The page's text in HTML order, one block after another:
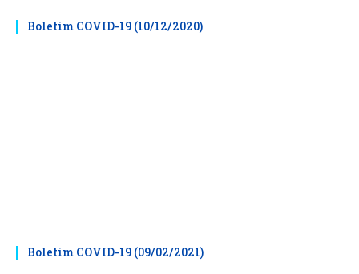
Boletim COVID-19 (10/12/2020)
Boletim COVID-19 (09/02/2021)